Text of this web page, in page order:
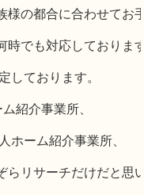
様の都合に合わせてお
時でも対応しておりま
しております。
紹介事業所、
ホーム紹介事業所、
らリサーチだけだと思